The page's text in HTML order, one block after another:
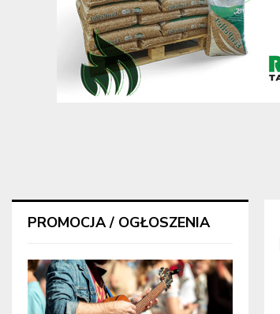
PROMOCJA / OGŁOSZENIA